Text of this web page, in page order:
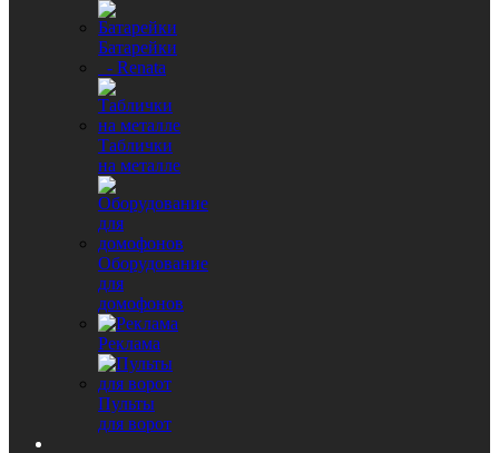
Батарейки
- Renata
Таблички
на металле
Оборудование
для
домофонов
Реклама
Пульты
для ворот